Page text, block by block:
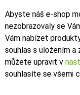
Bezpečné on-line
Abyste náš e-shop
nezobrazovaly se
Vám nabízet
souhlas s uložením
můžete upravit v
souhlasíte se všemi